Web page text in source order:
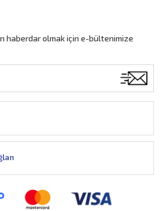
haberdar olmak için e-bültenimize